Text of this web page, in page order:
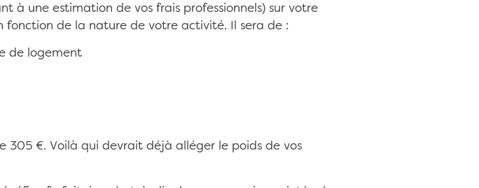
une estimation de vos frais professionnels) sur votre
de la nature de votre activité. Il sera de :
de logement
305 €. Voilà qui devrait déjà alléger le poids de vos